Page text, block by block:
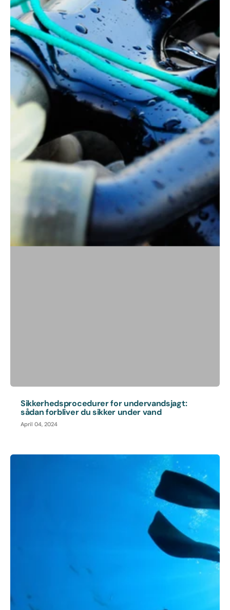
Sikkerhedsprocedurer for undervandsjagt:
sådan forbliver du sikker under vand
April 04, 2024